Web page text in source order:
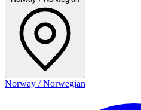
Norway / Norwegian